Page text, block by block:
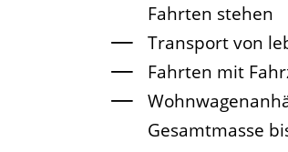
Fahrten stehen
Transport von
Fahrten mit
Gesamtmasse